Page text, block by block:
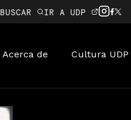
BUSCAR IR A UDP
Acerca de Cultura UDP